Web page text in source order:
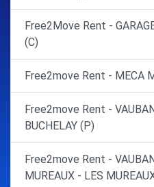
Free2Move Rent -
(C)
Free2move Rent - MECA
Free2move Rent -
BUCHELAY (P)
Free2move Rent -
MUREAUX - LES